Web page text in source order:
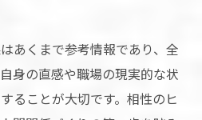
あくまで参考情報であり、全
身の直感や職場の現実的な状
ることが大切です。相性のヒ